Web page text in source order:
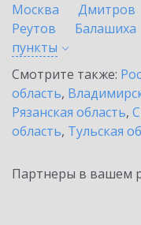
Москва
Дмитров
Реутов
Балашиха
пункты
Смотрите также:
область,
Рязанская область,
область, Тульская
Партнеры в вашем